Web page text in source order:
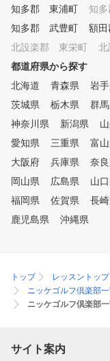
知多郡 東浦町
知
知多郡 武豊町
額
北設楽郡 東栄町
都道府県から探す
北海道
青森県 岩
茨城県
栃木県 群
神奈川県
新潟県
愛知県
三重県 富
大阪府
兵庫県 奈
岡山県
広島県 山
福岡県
佐賀県 長
鹿児島県
沖縄県
トップ レッスントップ
ニッケゴルフ倶楽部
ニッケゴルフ倶楽部
サイト案内